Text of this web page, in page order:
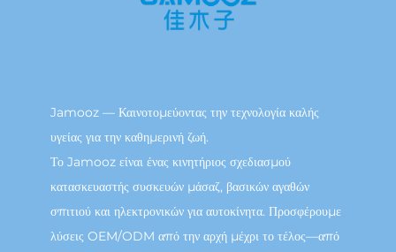
Jamooz — Καινοτομεύοντας την τεχνολογία καλής
υγείας για την καθημερινή ζωή.
Το Jamooz είναι ένας κινητήριος σχεδιασμού
κατασκευαστής συσκευών μάσαζ, βασικών αγαθών
σπιτιού και ηλεκτρονικών για αυτοκίνητα. Προσφέρουμε
λύσεις OEM/ODM από την αρχή μέχρι το τέλος—από